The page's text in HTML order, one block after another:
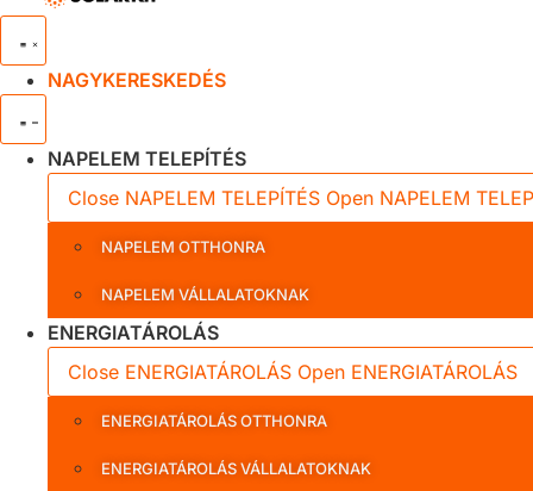
NAGYKERESKEDÉS
NAPELEM TELEPÍTÉS
Close NAPELEM TELEPÍTÉS Open NAPELEM
NAPELEM OTTHONRA
NAPELEM VÁLLALATOKNAK
ENERGIATÁROLÁS
Close ENERGIATÁROLÁS Open ENERGIATÁROLÁS
ENERGIATÁROLÁS OTTHONRA
ENERGIATÁROLÁS VÁLLALATOKNAK